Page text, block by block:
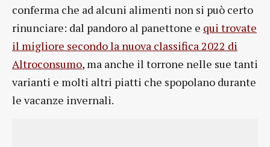
conferma che ad alcuni alimenti non si può certo
rinunciare: dal pandoro al panettone e qui trovate
il migliore secondo la nuova classifica 2022 di
Altroconsumo, ma anche il torrone nelle sue tanti
varianti e molti altri piatti che spopolano durante
le vacanze invernali.